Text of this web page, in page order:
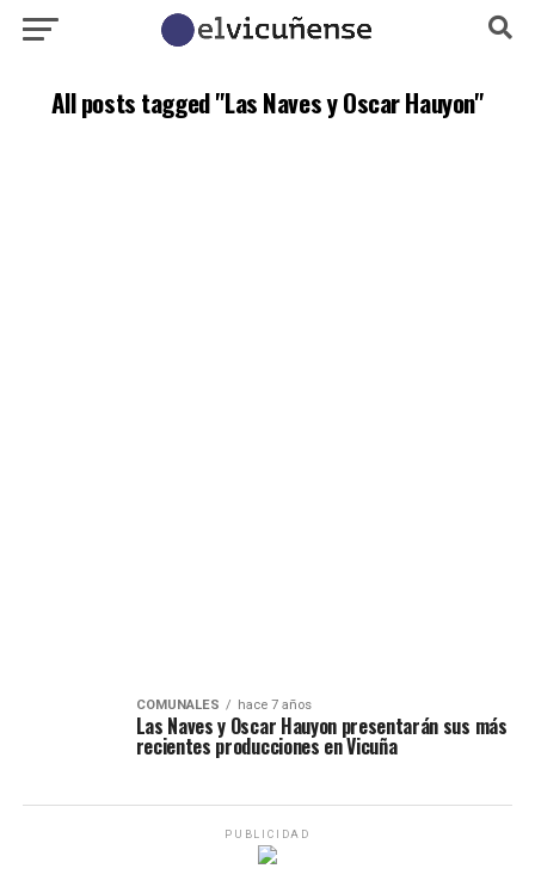
All posts tagged "Las Naves y Oscar Hauyon"
COMUNALES hace 7 años
Las Naves y Oscar Hauyon presentarán sus más
recientes producciones en Vicuña
PUBLICIDAD